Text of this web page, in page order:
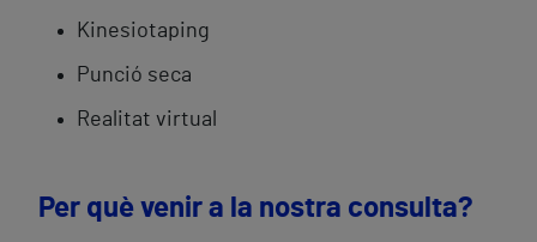
Kinesiotaping
Punció seca
Realitat virtual
Per què venir a la nostra consulta?